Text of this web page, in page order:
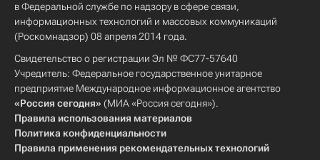
в Федеральной службе по надзору в сфере связи,
информационных технологий и массовых коммуникаций
(Роскомнадзор) 08 апреля 2014 года.
Свидетельство о регистрации Эл № ФС77-57640
Учредитель: Федеральное государственное унитарное
предприятие Международное информационное агентство
«Россия сегодня» (МИА «Россия сегодня»).
Правила использования материалов
Политика конфиденциальности
Правила применения рекомендательных технологий